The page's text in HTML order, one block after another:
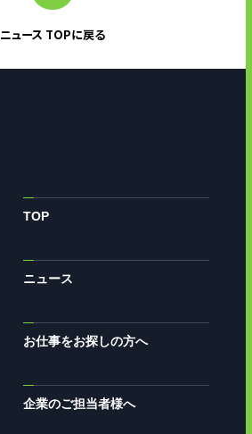
ニュース TOPに戻る
TOP
ニュース
お仕事をお探しの方へ
企業のご担当者様へ